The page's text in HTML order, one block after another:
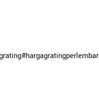
#hargagratingperlembar